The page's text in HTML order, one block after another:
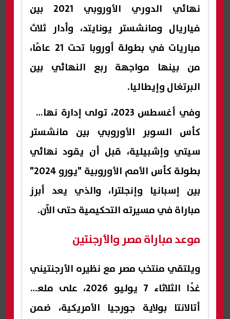
نهائي الدوري الأوروبي 2021 بين
فياريال ومانشستر يونايتد، وأدار ثلاث
مباريات في بطولة أوروبا تحت 21 عامًا،
من بينها مواجهة ربع النهائي بين
البرتغال وإيطاليا.
وفي أغسطس 2023، تولى إدارة نهائي
كأس السوبر الأوروبي بين مانشستر
سيتي وإشبيلية، قبل أن يقود نهائي
بطولة كأس الأمم الأوروبية "يورو 2024"
بين إسبانيا وإنجلترا، والذي يعد أبرز
مباراة في مسيرته التحكيمية حتى الآن.
موعد مباراة مصر والأرجنتين
ويلتقي منتخب مصر مع نظيره الأرجنتيني
غدًا الثلاثاء 7 يوليو 2026، على ملعب
أتالانتا بولاية جورجيا الأمريكية، ضمن